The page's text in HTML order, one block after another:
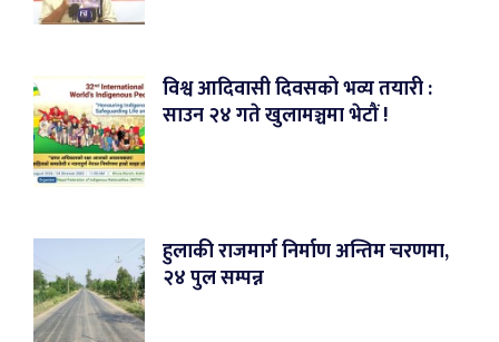
विश्व आदिवासी दिवसको भव्य तयारी :
साउन २४ गते खुलामञ्चमा भेटौं !
हुलाकी राजमार्ग निर्माण अन्तिम चरणमा,
२४ पुल सम्पन्न